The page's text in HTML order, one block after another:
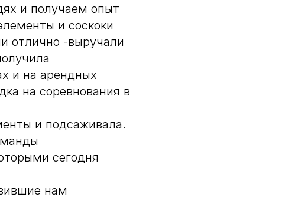
и получаем опыт
и соскоки
отлично -выручали
и на арендных
на соревнования в
и подсаживала.
сегодня
нам